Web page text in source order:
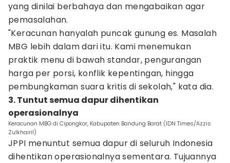
yang dinilai berbahaya dan mengabaikan agar
pemasalahan.
"Keracunan hanyalah puncak gunung es. Masalah
MBG lebih dalam dari itu. Kami menemukan
praktik menu di bawah standar, pengurangan
harga per porsi, konflik kepentingan, hingga
pembungkaman suara kritis di sekolah," kata dia.
3. Tuntut semua dapur dihentikan
operasionalnya
Keracunan MBG di Cipongkor, Kabupaten Bandung Barat (IDN Times/Azzis
Zulkhairil)
JPPI menuntut semua dapur di seluruh Indonesia
dihentikan operasionalnya sementara. Tujuannya